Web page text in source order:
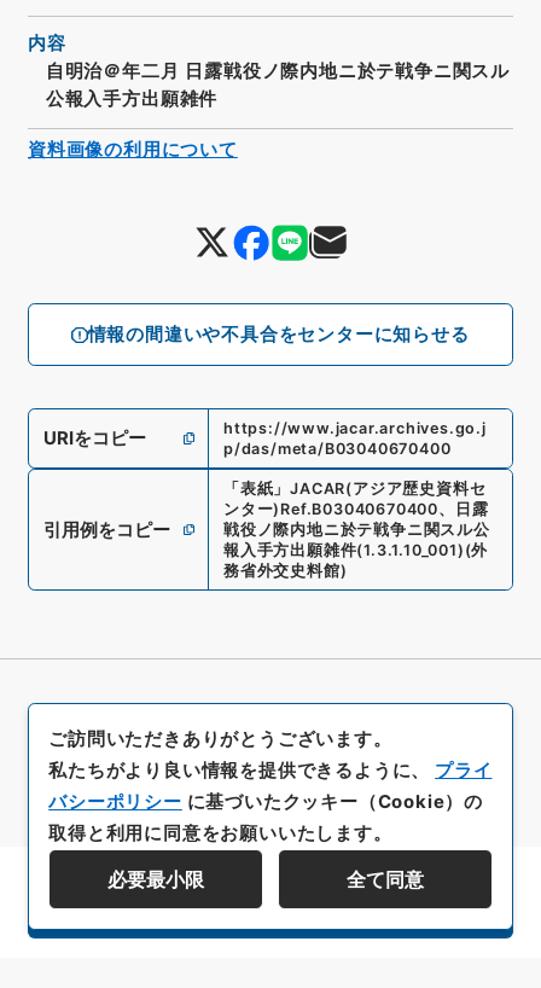
情報の間違いや不具合をセンターに知らせる
内容
自明治＠年二月 日露戦役ノ際内地ニ於テ戦争ニ関スル
公報入手方出願雑件
URIをコピー
https://www.jacar.archives.go.j
p/das/meta/B03040670400
引用例をコピー
「 表紙 」JACAR(アジア歴史資料セ
ンター) Ref.B03040670400、
日露
戦役ノ際内地ニ於テ戦争ニ関スル公
報入手方出願雑件(1.3.1.10_001) (外
務省外交史料館)
資料画像の利用について
資料群階層を表示する
ご訪問いただきありがとうございます。
私たちがより良い情報を提供できるように、 プライ
バシーポリシー に基づいたクッキー（Cookie）の
取得と利用に同意をお願いいたします。
必要最小限 全て同意